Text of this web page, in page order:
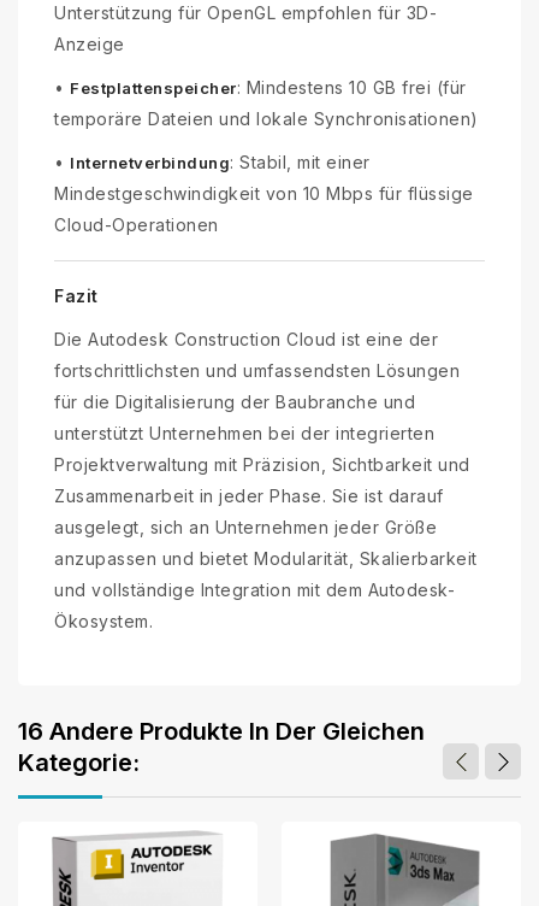
Unterstützung für OpenGL empfohlen für 3D-
Anzeige
• Festplattenspeicher: Mindestens 10 GB frei (für
temporäre Dateien und lokale Synchronisationen)
• Internetverbindung: Stabil, mit einer
Mindestgeschwindigkeit von 10 Mbps für flüssige
Cloud-Operationen
Fazit
Die Autodesk Construction Cloud ist eine der
fortschrittlichsten und umfassendsten Lösungen
für die Digitalisierung der Baubranche und
unterstützt Unternehmen bei der integrierten
Projektverwaltung mit Präzision, Sichtbarkeit und
Zusammenarbeit in jeder Phase. Sie ist darauf
ausgelegt, sich an Unternehmen jeder Größe
anzupassen und bietet Modularität, Skalierbarkeit
und vollständige Integration mit dem Autodesk-
Ökosystem.
16 Andere Produkte In Der Gleichen
Kategorie: